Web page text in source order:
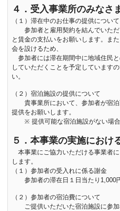
４．受入事業所のみなさ
（１）滞在中のお仕事の提供について
参加者と雇用契約を結んでいただ
と賃金の支払いをお願いします。ま
会を設けるため、
参加者には滞在期間中に地域住民
していただくことを予定しています
い。
（２）宿泊施設の提供について
貴事業所において、参加者が宿泊
提供をお願いします。
※ 提供可能な宿泊施設がない場合
５．本事業の実施におけ
本事業にご協力いただける事業者
します。
（１）参加者の受入れに係る謝金
参加者の滞在日１日当たり1,000円
（２）参加者の宿泊費について
ご提供いただいた宿泊施設に参加